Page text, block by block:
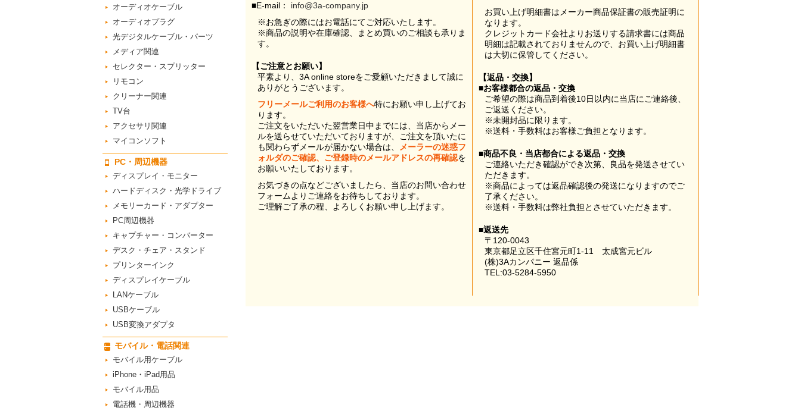
■E-mail：
info@3a-company.jp
※お急ぎの際にはお電話にてご対応いたします。
※商品の説明や在庫確認、まとめ買いのご相談も承りま
す。
【ご注意とお願い】
平素より、3A online storeをご愛顧いただきまして誠に
ありがとうございます。
フリーメールご利用のお客様へ特にお願い申し上げてお
ります。
ご注文をいただいた翌営業日中までには、当店からメー
ルを送らせていただいておりますが、ご注文を頂いたに
も関わらずメールが届かない場合は、
メーラーの迷惑フ
ォルダのご確認、ご登録時のメールアドレスの再確認を
お願いいたしております。
お気づきの点などございましたら、当店のお問い合わせ
フォームよりご連絡をお待ちしております。
ご理解ご了承の程、よろしくお願い申し上げます。
お買い上げ明細書はメーカー商品保証書の販売証明に
なります。
クレジットカード会社よりお送りする請求書には商品
明細は記載されておりませんので、お買い上げ明細書
は大切に保管してください。
【返品・交換】
■お客様都合の返品・交換
ご希望の際は商品到着後10日以内に当店にご連絡後、
ご返送ください。
※未開封品に限ります。
※送料・手数料はお客様ご負担となります。
■商品不良・当店都合による返品・交換
ご連絡いただき確認ができ次第、良品を発送させてい
ただきます。
※商品によっては返品確認後の発送になりますのでご
了承ください。
※送料・手数料は弊社負担とさせていただきます。
■返送先
〒120-0043
東京都足立区千住宮元町1-11 太成宮元ビル
(株)3Aカンパニー 返品係
TEL:03-5284-5950
オーディオケーブル
オーディオプラグ
光デジタルケーブル・パーツ
メディア関連
セレクター・スプリッター
リモコン
クリーナー関連
TV台
アクセサリ関連
マイコンソフト
PC・周辺機器
ディスプレイ・モニター
ハードディスク・光学ドライブ
メモリーカード・アダプター
PC周辺機器
キャプチャー・コンバーター
デスク・チェア・スタンド
プリンターインク
ディスプレイケーブル
LANケーブル
USBケーブル
USB変換アダプタ
モバイル・電話関連
モバイル用ケーブル
iPhone・iPad用品
モバイル用品
電話機・周辺機器